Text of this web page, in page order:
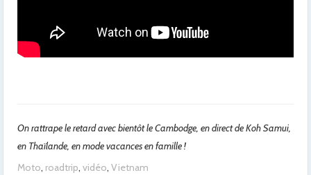
On rattrape le retard avec bientôt le Cambodge, en direct de Koh Samui,
en Thaïlande, en mode vacances en famille !
Moto, roadtrip, vidéo, Vietnam